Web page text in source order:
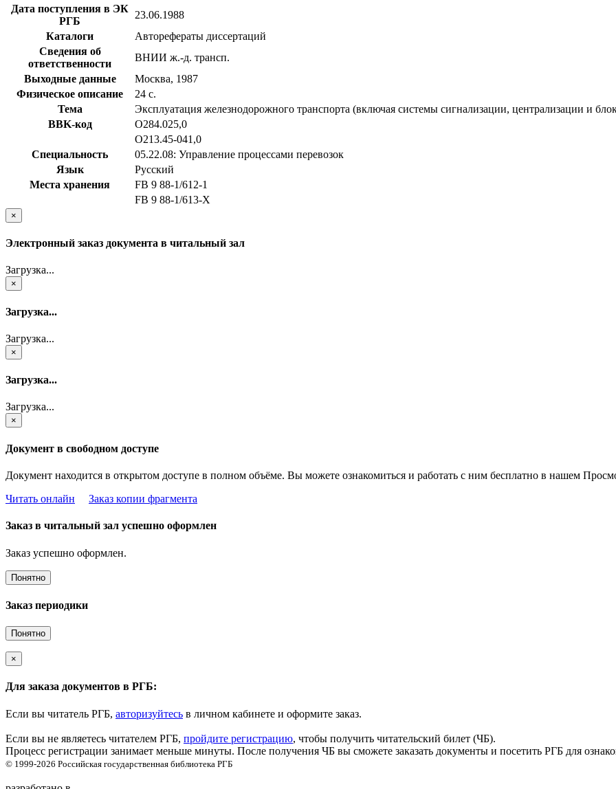
Дата поступления в ЭК
РГБ
23.06.1988
Каталоги
Авторефераты диссертаций
Сведения об
ответственности
ВНИИ ж.-д. трансп.
Выходные данные
Москва, 1987
Физическое описание
24 с.
Тема
Эксплуатация железнодорожного транспорта (включая системы сигнализации, централизации и
BBK-код
О284.025,0
О213.45-041,0
Специальность
05.22.08: Управление процессами перевозок
Язык
Русский
Места хранения
FB 9 88-1/612-1
FB 9 88-1/613-Х
×
Электронный заказ документа в читальный зал
Загрузка...
×
Загрузка...
Загрузка...
×
Загрузка...
Загрузка...
×
Документ в свободном доступе
Документ находится в открытом доступе в полном объёме. Вы можете ознакомиться и работать с ним бесплатно в нашем
Читать онлайн
Заказ копии фрагмента
Заказ в читальный зал успешно оформлен
Заказ успешно оформлен.
Понятно
Заказ периодики
Понятно
×
Для заказа документов в РГБ:
Если вы читатель РГБ, авторизуйтесь в личном кабинете и оформите заказ.
Если вы не являетесь читателем РГБ, пройдите регистрацию, чтобы получить читательский билет (ЧБ).
Процесс регистрации занимает меньше минуты. После получения ЧБ вы сможете заказать документы и посетить РГБ для
© 1999-2026 Российская государственная библиотека РГБ